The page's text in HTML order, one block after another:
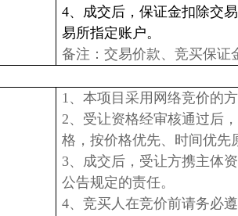
4、成交后，保证金扣除交
易所指定账户。
备注：交易价款、竞买保证
1、本项目采用网络竞价的
2、受让资格经审核通过后
格，按价格优先、时间优先
3、成交后，受让方携主体
公告规定的责任。
4、竞买人在竞价前请务必